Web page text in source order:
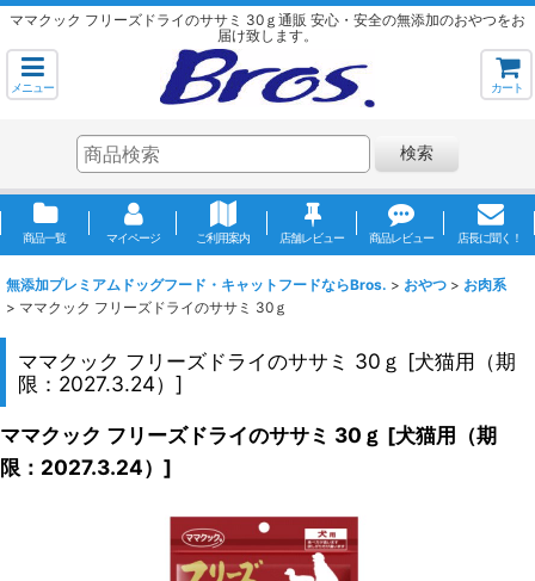
ママクック フリーズドライのササミ 30ｇ通販 安心・安全の無添加のおやつをお
届け致します。
メニュー カート
検索
商品一覧 マイページ ご利用案内 店舗レビュー 商品レビュー 店長に聞く！
無添加プレミアムドッグフード・キャットフードならBros. > おやつ > お肉系
> ママクック フリーズドライのササミ 30ｇ
ママクック フリーズドライのササミ 30ｇ [犬猫用（期
限：2027.3.24） ]
ママクック フリーズドライのササミ 30ｇ [犬猫用（期
限：2027.3.24） ]